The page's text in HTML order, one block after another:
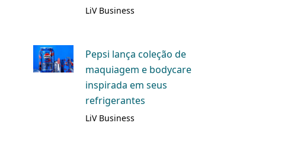
LiV Business
Pepsi lança coleção de
maquiagem e bodycare
inspirada em seus
refrigerantes
LiV Business